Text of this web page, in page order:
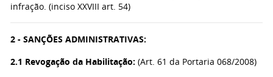
infração. (inciso XXVIII art. 54)
2 - SANÇÕES ADMINISTRATIVAS:
2.1 Revogação da Habilitação: (Art. 61 da Portaria 068/2008)